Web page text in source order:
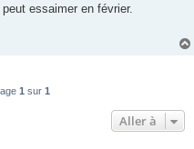
essaimer en février.
1 sur 1
Aller à